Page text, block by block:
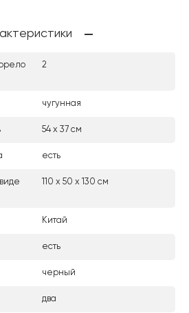
2
чугунная
54 х 37 см
есть
110 х 50 х 130 см
Китай
есть
черный
два